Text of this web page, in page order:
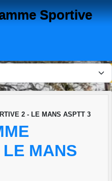
Sportive
2 - LE MANS ASPTT 3
MANS